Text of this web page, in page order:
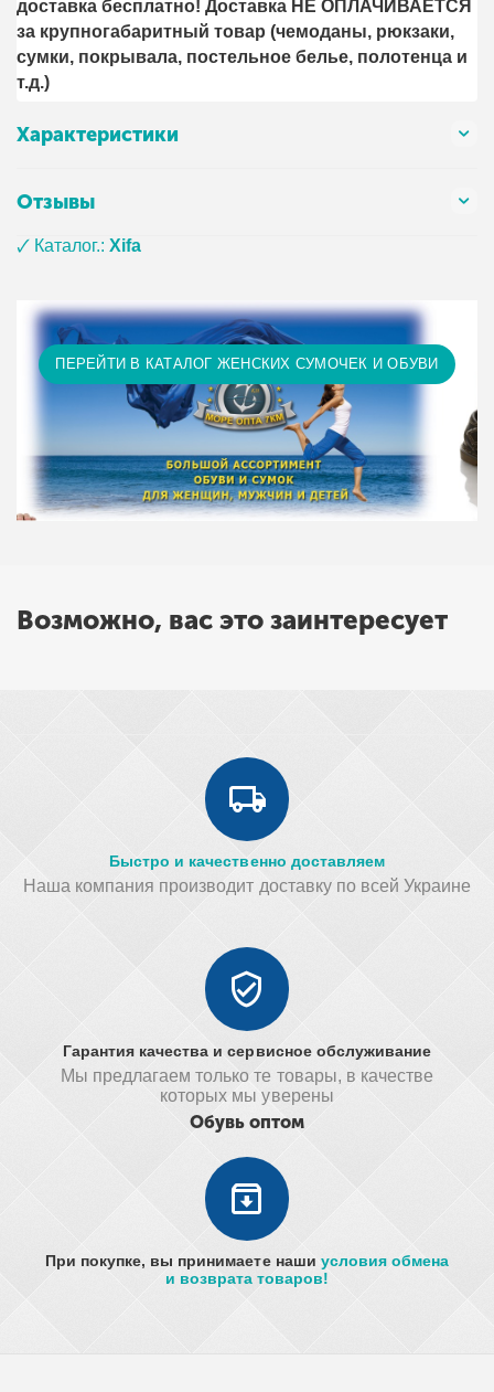
доставка бесплатно! Доставка НЕ ОПЛАЧИВАЕТСЯ
за крупногабаритный товар (чемоданы, рюкзаки,
сумки, покрывала, постельное белье, полотенца и
т.д.)
Характеристики
Отзывы
🗸 Каталог.:Xifa
ПЕРЕЙТИ В КАТАЛОГ ЖЕНСКИХ СУМОЧЕК И ОБУВИ
Возможно, вас это заинтересует
Быстро и качественно доставляем
Наша компания производит доставку по всей Украине
Гарантия качества и сервисное обслуживание
Мы предлагаем только те товары, в качестве
которых мы уверены
Обувь оптом
При покупке, вы принимаете наши условия обмена
и возврата товаров!